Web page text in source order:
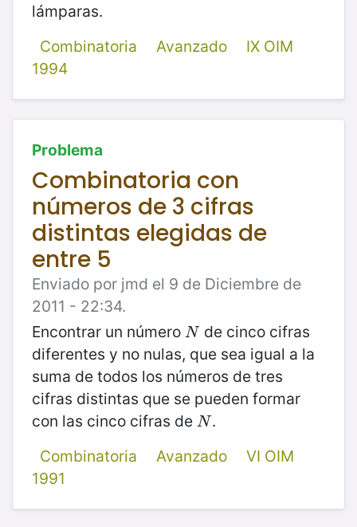
lámparas.
Combinatoria
Avanzado
IX OIM
1994
Problema
Combinatoria con
números de 3 cifras
distintas elegidas de
entre 5
Enviado por jmd el 9 de Diciembre de
2011 - 22:34.
Encontrar un número N
Nde cinco cifras
diferentes y no nulas, que sea igual a la
suma de todos los números de tres
cifras distintas que se pueden formar
con las cinco cifras de N
N.
Combinatoria
Avanzado
VI OIM
1991